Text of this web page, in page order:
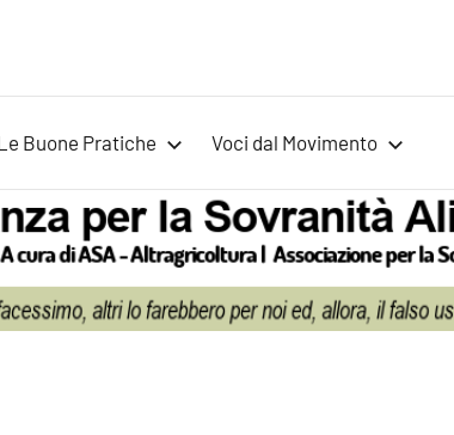
Buone Pratiche Voci dal Movimento